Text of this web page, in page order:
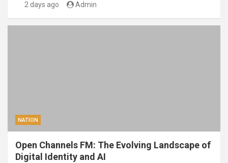
2 days ago Admin
NATION
Open Channels FM: The Evolving Landscape of
Digital Identity and AI